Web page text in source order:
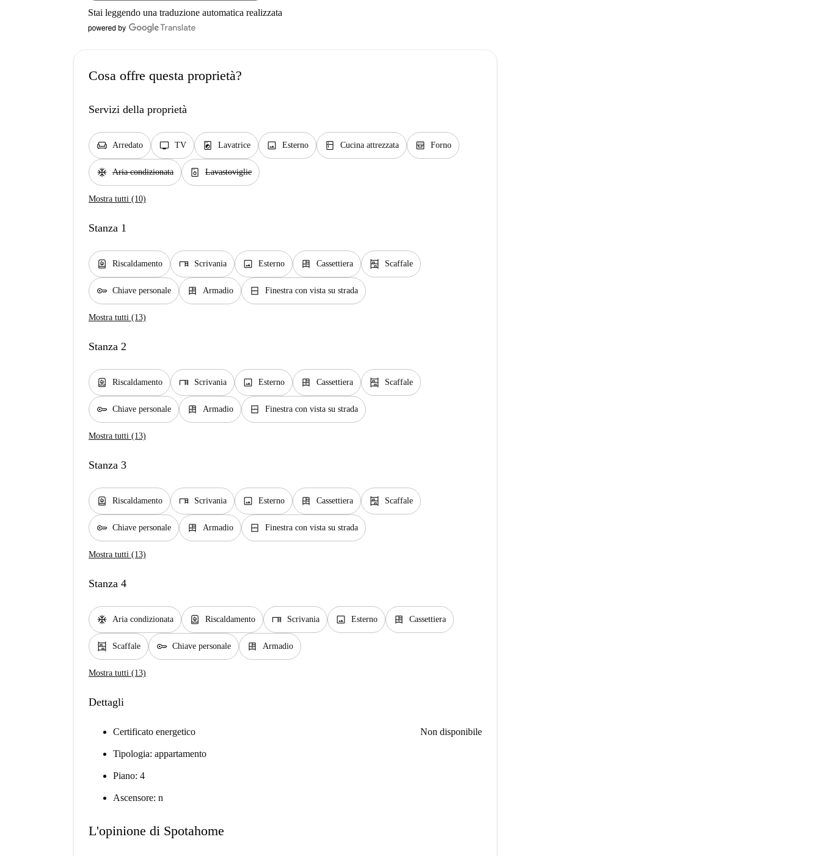
Stai leggendo una traduzione automatica realizzata
Cosa offre questa proprietà?
Servizi della proprietà
chair Arredato tv TV local_laundry_service Lavatrice image Esterno kitchen Cucina attrezzata oven_gen Forno
ac_unit Aria condizionata dishwasher_gen Lavastoviglie
Mostra tutti (10)
Stanza 1
water_heater Riscaldamento desk Scrivania image Esterno dresser Cassettiera shelves Scaffale
key Chiave personale dresser Armadio window_closed Finestra con vista su strada
Mostra tutti (13)
Stanza 2
water_heater Riscaldamento desk Scrivania image Esterno dresser Cassettiera shelves Scaffale
key Chiave personale dresser Armadio window_closed Finestra con vista su strada
Mostra tutti (13)
Stanza 3
water_heater Riscaldamento desk Scrivania image Esterno dresser Cassettiera shelves Scaffale
key Chiave personale dresser Armadio window_closed Finestra con vista su strada
Mostra tutti (13)
Stanza 4
ac_unit Aria condizionata water_heater Riscaldamento desk Scrivania image Esterno dresser Cassettiera
shelves Scaffale key Chiave personale dresser Armadio
Mostra tutti (13)
Dettagli
Certificato energetico Non disponibile
Tipologia: appartamento
Piano: 4
Ascensore: n
L'opinione di Spotahome